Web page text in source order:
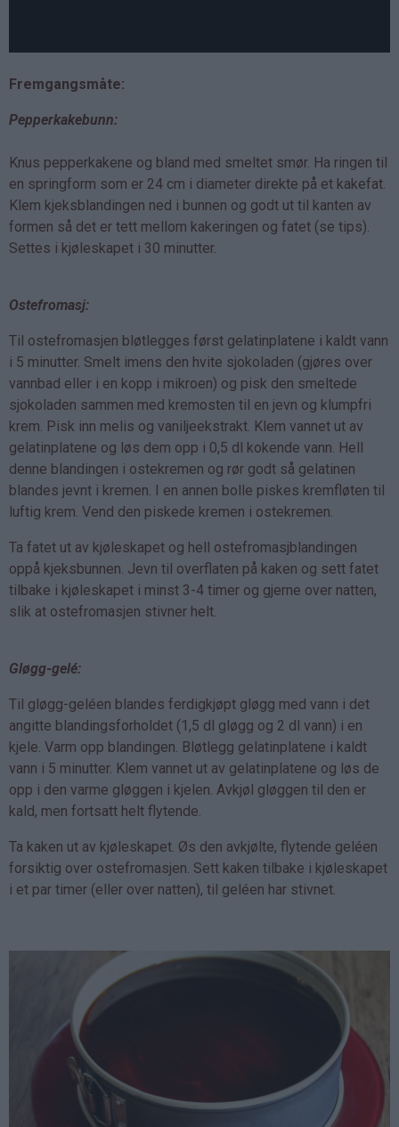
Fremgangsmåte:
Pepperkakebunn:
Knus pepperkakene og bland med smeltet smør. Ha ringen til
en springform som er 24 cm i diameter direkte på et kakefat.
Klem kjeksblandingen ned i bunnen og godt ut til kanten av
formen så det er tett mellom kakeringen og fatet (se tips).
Settes i kjøleskapet i 30 minutter.
Ostefromasj:
Til ostefromasjen bløtlegges først gelatinplatene i kaldt vann
i 5 minutter. Smelt imens den hvite sjokoladen (gjøres over
vannbad eller i en kopp i mikroen) og pisk den smeltede
sjokoladen sammen med kremosten til en jevn og klumpfri
krem. Pisk inn melis og vaniljeekstrakt. Klem vannet ut av
gelatinplatene og løs dem opp i 0,5 dl kokende vann. Hell
denne blandingen i ostekremen og rør godt så gelatinen
blandes jevnt i kremen. I en annen bolle piskes kremfløten til
luftig krem. Vend den piskede kremen i ostekremen.
Ta fatet ut av kjøleskapet og hell ostefromasjblandingen
oppå kjeksbunnen. Jevn til overflaten på kaken og sett fatet
tilbake i kjøleskapet i minst 3-4 timer og gjerne over natten,
slik at ostefromasjen stivner helt.
Gløgg-gelé:
Til gløgg-geléen blandes ferdigkjøpt gløgg med vann i det
angitte blandingsforholdet (1,5 dl gløgg og 2 dl vann) i en
kjele. Varm opp blandingen. Bløtlegg gelatinplatene i kaldt
vann i 5 minutter. Klem vannet ut av gelatinplatene og løs de
opp i den varme gløggen i kjelen. Avkjøl gløggen til den er
kald, men fortsatt helt flytende.
Ta kaken ut av kjøleskapet. Øs den avkjølte, flytende geléen
forsiktig over ostefromasjen. Sett kaken tilbake i kjøleskapet
i et par timer (eller over natten), til geléen har stivnet.